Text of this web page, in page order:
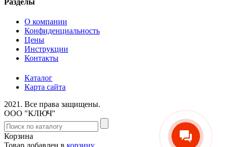
О компании
Конфиденциальность
Цены
Инструкции
Контакты
Каталог
Карта сайта
2021. Все права защищены.
ООО "КЛЮЧ"
Корзина
Товар добавлен в корзину.